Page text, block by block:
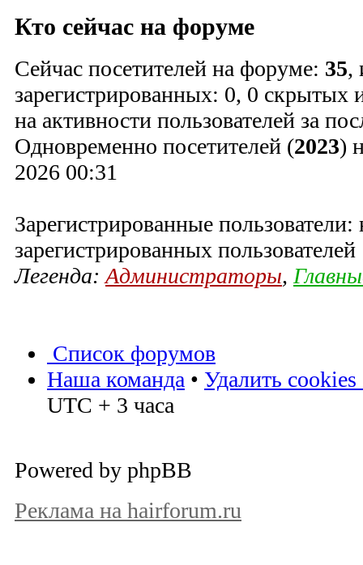
Кто сейчас на форуме
Сейчас посетителей на форуме: 35,
зарегистрированных: 0, 0 скрытых
на активности пользователей за
Одновременно посетителей (2023)
2026 00:31
Зарегистрированные пользователи:
зарегистрированных пользователей
Легенда: Администраторы,
Список форумов
Наша команда • Удалить
UTC + 3 часа
Powered by phpBB
Реклама на hairforum.ru